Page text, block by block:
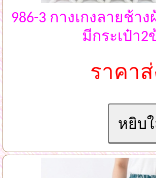
986-3 กางเกงลายช้
มีกระเป๋า
ราคา